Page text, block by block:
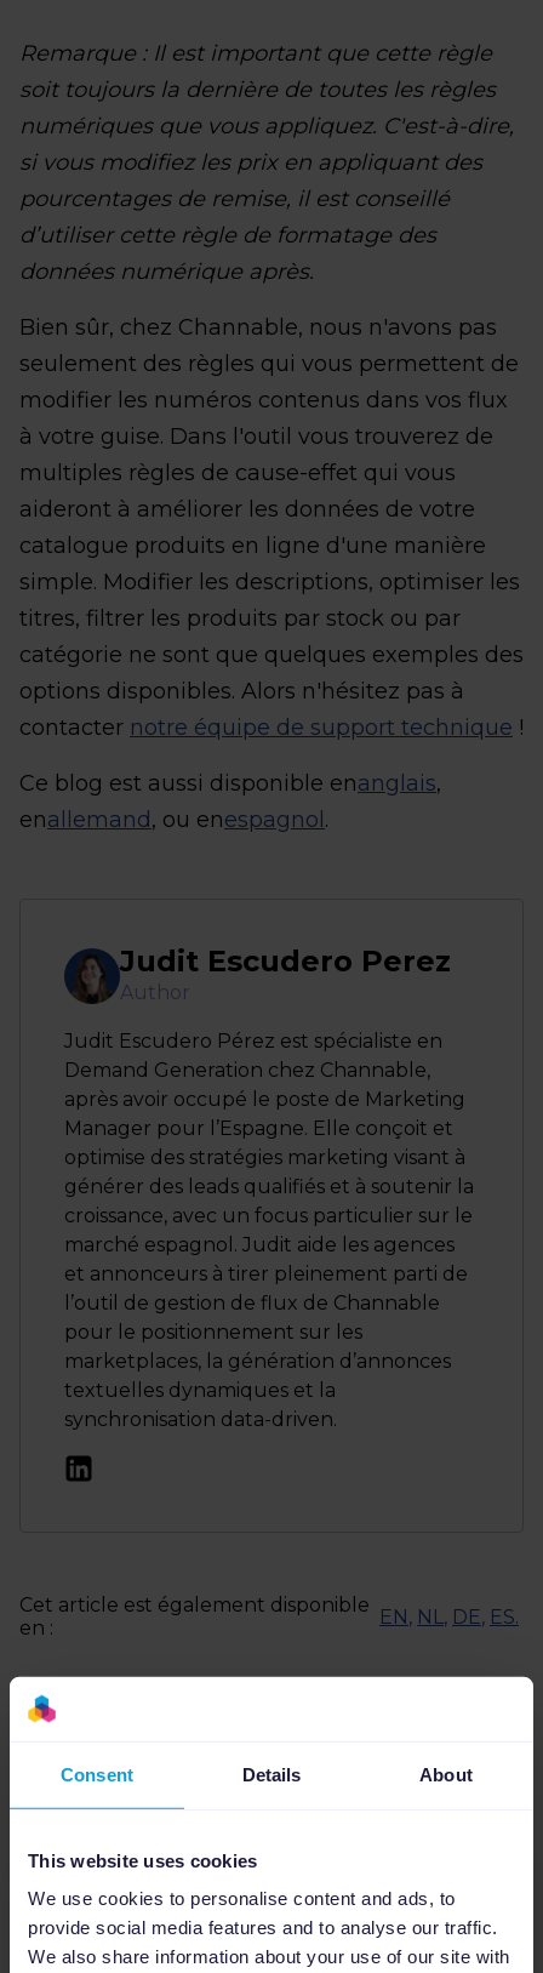
Consent Details About
This website uses cookies
We use cookies to personalise content and ads, to
provide social media features and to analyse our traffic.
We also share information about your use of our site with
Remarque : Il est important que cette règle
soit toujours la dernière de toutes les règles
numériques que vous appliquez. C'est-à-dire,
si vous modifiez les prix en appliquant des
pourcentages de remise, il est conseillé
d’utiliser cette règle de formatage des
données numérique après.
Bien sûr, chez Channable, nous n'avons pas
seulement des règles qui vous permettent de
modifier les numéros contenus dans vos flux
à votre guise. Dans l'outil vous trouverez de
multiples règles de cause-effet qui vous
aideront à améliorer les données de votre
catalogue produits en ligne d'une manière
simple. Modifier les descriptions, optimiser les
titres, filtrer les produits par stock ou par
catégorie ne sont que quelques exemples des
options disponibles. Alors n'hésitez pas à
contacter notre équipe de support technique !
Ce blog est aussi disponible enanglais,
enallemand, ou enespagnol .
Judit Escudero Perez
Author
Judit Escudero Pérez est spécialiste en
Demand Generation chez Channable,
après avoir occupé le poste de Marketing
Manager pour l’Espagne. Elle conçoit et
optimise des stratégies marketing visant à
générer des leads qualifiés et à soutenir la
croissance, avec un focus particulier sur le
marché espagnol. Judit aide les agences
et annonceurs à tirer pleinement parti de
l’outil de gestion de flux de Channable
pour le positionnement sur les
marketplaces, la génération d’annonces
textuelles dynamiques et la
synchronisation data-driven.
Cet article est également disponible
en :
EN, NL , DE, ES.
Ces articles pourraient aussi
vous intéresser